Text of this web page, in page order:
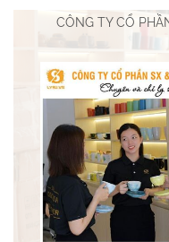
CÔNG TY CỔ